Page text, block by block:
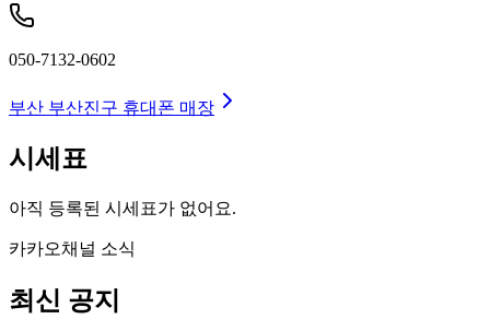
050-7132-0602
부산 부산진구 휴대폰 매장
시세표
아직 등록된 시세표가 없어요.
카카오채널 소식
최신 공지